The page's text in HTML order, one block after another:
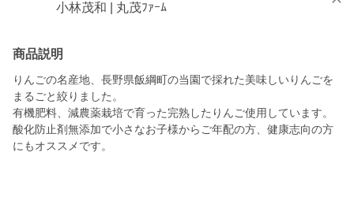
小林茂和 | 丸茂ﾌｧｰﾑ
商品説明
りんごの名産地、長野県飯綱町の当園で採れた美味しいりんごを
まるごと絞りました。
有機肥料、減農薬栽培で育った完熟したりんご使用しています。
酸化防止剤無添加で小さなお子様からご年配の方、健康志向の方
にもオススメです。